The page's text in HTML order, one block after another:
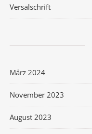
Versalschrift
März 2024
November 2023
August 2023